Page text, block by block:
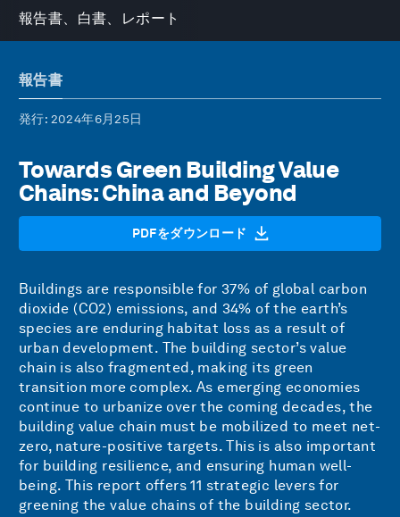
報告書、白書、レポート
報告書
発行: 2024年6月25日
Towards Green Building Value
Chains: China and Beyond
PDFをダウンロード
Buildings are responsible for 37% of global carbon
dioxide (CO2) emissions, and 34% of the earth’s
species are enduring habitat loss as a result of
urban development. The building sector’s value
chain is also fragmented, making its green
transition more complex. As emerging economies
continue to urbanize over the coming decades, the
building value chain must be mobilized to meet net-
zero, nature-positive targets. This is also important
for building resilience, and ensuring human well-
being. This report offers 11 strategic levers for
greening the value chains of the building sector.